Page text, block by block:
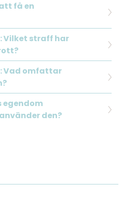
få en
Vilket straff har
Vad omfattar
egendom
den?